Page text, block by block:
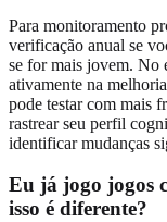
Para monitoramento
verificação anual se
se for mais jovem. No
ativamente na
pode testar com mais
rastrear seu perfil
identificar mudanças
Eu já jogo jogos
isso é diferente?